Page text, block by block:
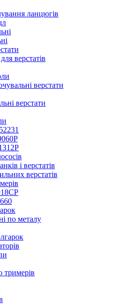
ланцюгів
верстатів
верстати
верстати
і верстатів
верстатів
по металу
тримерів